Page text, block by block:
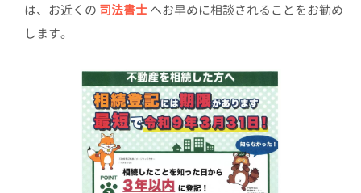
は、お近くの 司法書士へお早めに相談されることをお勧め
します。